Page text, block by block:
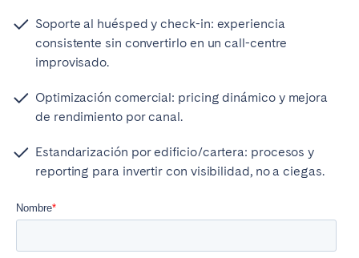
Soporte al huésped y check-in: experiencia
consistente sin convertirlo en un call-centre
improvisado.
Optimización comercial: pricing dinámico y mejora
de rendimiento por canal.
Estandarización por edificio/cartera: procesos y
reporting para invertir con visibilidad, no a ciegas.